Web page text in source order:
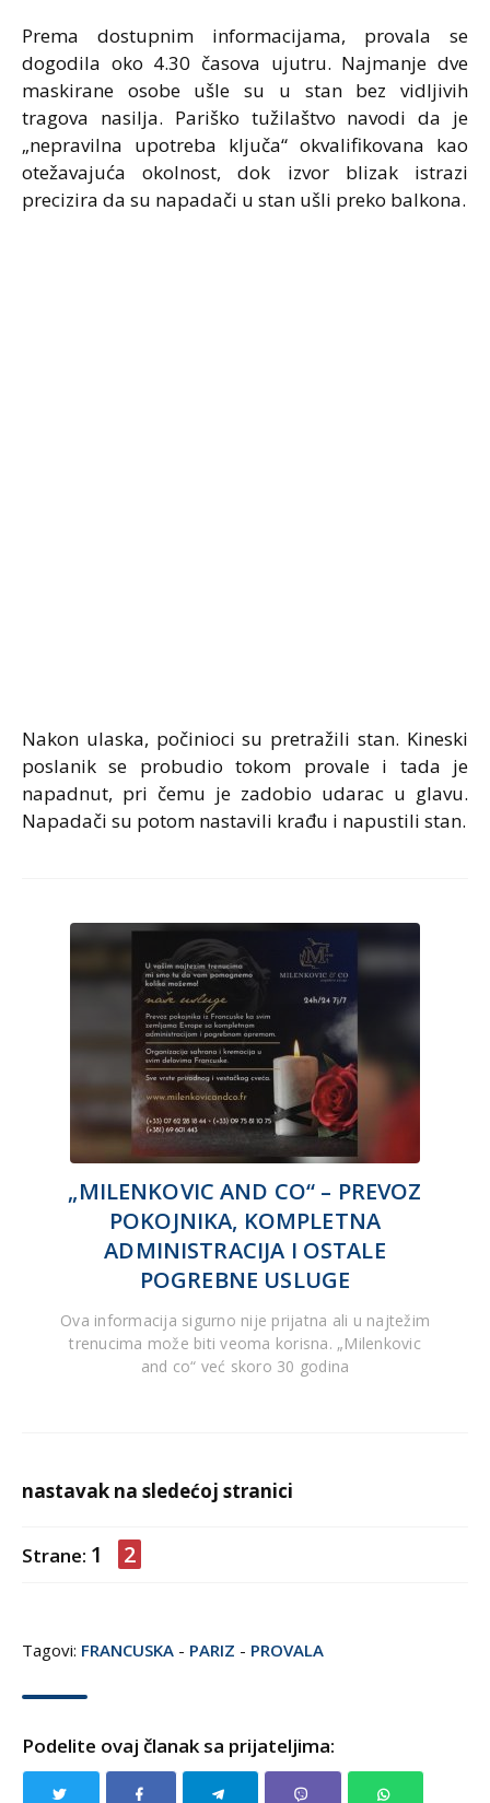
Prema dostupnim informacijama, provala se
dogodila oko 4.30 časova ujutru. Najmanje dve
maskirane osobe ušle su u stan bez vidljivih
tragova nasilja. Pariško tužilaštvo navodi da je
„nepravilna upotreba ključa“ okvalifikovana kao
otežavajuća okolnost, dok izvor blizak istrazi
precizira da su napadači u stan ušli preko balkona.
Nakon ulaska, počinioci su pretražili stan. Kineski
poslanik se probudio tokom provale i tada je
napadnut, pri čemu je zadobio udarac u glavu.
Napadači su potom nastavili krađu i napustili stan.
„MILENKOVIC AND CO“ – PREVOZ
POKOJNIKA, KOMPLETNA
ADMINISTRACIJA I OSTALE
POGREBNE USLUGE
Ova informacija sigurno nije prijatna ali u najtežim
trenucima može biti veoma korisna. „Milenkovic
and co“ već skoro 30 godina
nastavak na sledećoj stranici
Strane: 1 2
Tagovi: FRANCUSKA - PARIZ - PROVALA
Podelite ovaj članak sa prijateljima: